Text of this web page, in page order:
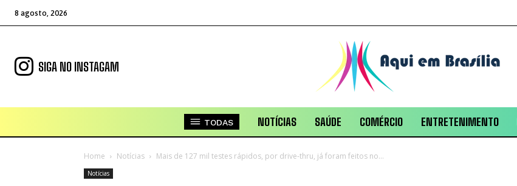
8 agosto, 2026
SIGA NO INSTAGAM
TODAS NOTÍCIAS SAÚDE COMÉRCIO ENTRETENIMENTO
Home Notícias Mais de 127 mil testes rápidos, por drive-thru, já foram feitos no...
Notícias